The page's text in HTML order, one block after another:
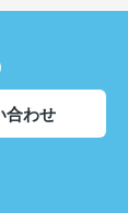
合わせ